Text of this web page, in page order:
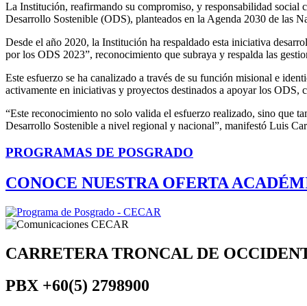
La Institución, reafirmando su compromiso, y responsabilidad
Desarrollo Sostenible (ODS), planteados en la Agenda 2030 de las
Desde el año 2020, la Institución ha respaldado esta iniciativa
por los ODS 2023”, reconocimiento que subraya y respalda las
Este esfuerzo se ha canalizado a través de su función misional e
activamente en iniciativas y proyectos destinados a apoyar los
“Este reconocimiento no solo valida el esfuerzo realizado, sino que
Desarrollo Sostenible a nivel regional y nacional”, manifestó Luis
PROGRAMAS DE POSGRADO
CONOCE NUESTRA OFERTA
CARRETERA TRONCAL DE
PBX +60(5) 2798900